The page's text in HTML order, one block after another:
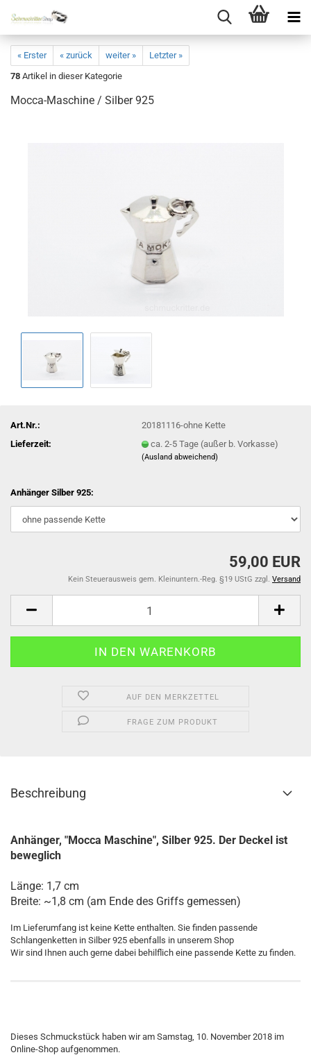
« Erster « zurück weiter »
Letzter »
78 Artikel in dieser Kategorie
Mocca-Maschine / Silber 925
Art.Nr.:
20181116-ohne Kette
Lieferzeit:
ca. 2-5 Tage (außer b. Vorkasse)
(Ausland abweichend)
Anhänger Silber 925:
59,00 EUR
Kein Steuerausweis gem. Kleinuntern.-Reg. §19 UStG zzgl. Versand
AUF DEN MERKZETTEL
FRAGE ZUM PRODUKT
Beschreibung
Anhänger, "Mocca Maschine", Silber 925. Der Deckel ist
beweglich
Länge: 1,7 cm
Breite: ~1,8 cm (am Ende des Griffs gemessen)
Im Lieferumfang ist keine Kette enthalten. Sie finden passende
Schlangenketten in Silber 925 ebenfalls in unserem Shop
Wir sind Ihnen auch gerne dabei behilflich eine passende Kette zu finden.
Dieses Schmuckstück haben wir am Samstag, 10. November 2018 im
Online-Shop aufgenommen.